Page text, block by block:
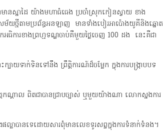
នស្នាដៃ យ៉ាងមហាធំធេង ប្រចាំស្រុកកៀនស្វាយ ខាង
យថ្មីតាមប្រព័ន្ធអនឡាញ មានទាំងបៀរអាប៉ោងយូគីនិងឆ្នោត
ការខាងព្រហ្មទណ្ឌចាប់គឺមួយថ្ងៃចេញ 100 ដង នេះគឺជា
យទាក់ទិនទៅនឹង ព្រឹត្តិការណ៍ដ៏ចម្លែក ក្នុងការបង្ក្រាបបទ
កណ្ដាល ពិតជាបានជ្រាបច្បាស់ ឬមួយយ៉ាងណា លោកស្នងការ
ាបានទេដោយសារពុំមានលេខទូរសព្ទក្នុងការទំនាក់ទំនង។